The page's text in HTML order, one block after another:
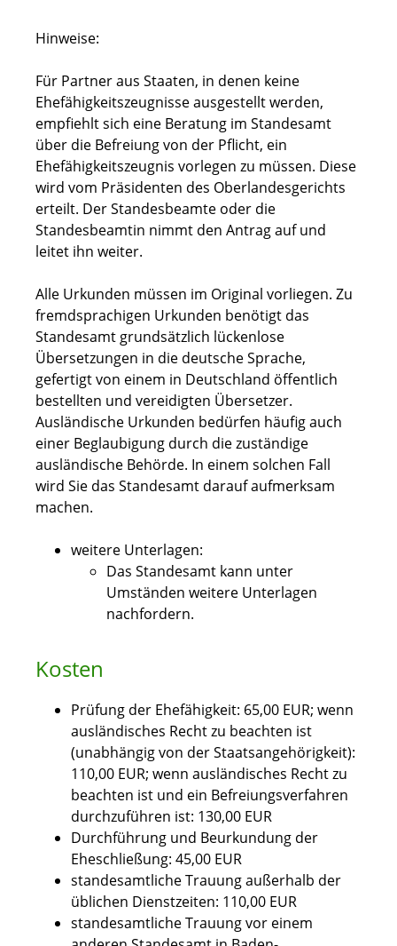
Hinweise:
Für Partner aus Staaten, in denen keine
Ehefähigkeitszeugnisse ausgestellt werden,
empfiehlt sich eine Beratung im Standesamt
über die Befreiung von der Pflicht, ein
Ehefähigkeitszeugnis vorlegen zu müssen. Diese
wird vom Präsidenten des Oberlandesgerichts
erteilt. Der Standesbeamte oder die
Standesbeamtin nimmt den Antrag auf und
leitet ihn weiter.
Alle Urkunden müssen im Original vorliegen. Zu
fremdsprachigen Urkunden benötigt das
Standesamt grundsätzlich lückenlose
Übersetzungen in die deutsche Sprache,
gefertigt von einem in Deutschland öffentlich
bestellten und vereidigten Übersetzer.
Ausländische Urkunden bedürfen häufig auch
einer Beglaubigung durch die zuständige
ausländische Behörde. In einem solchen Fall
wird Sie das Standesamt darauf aufmerksam
machen.
weitere Unterlagen:
​​​​​​​Das Standesamt kann unter
Umständen weitere Unterlagen
nachfordern.
Kosten
Prüfung der Ehefähigkeit: 65,00 EUR; wenn
ausländisches Recht zu beachten ist
(unabhängig von der Staatsangehörigkeit):
110,00 EUR; wenn ausländisches Recht zu
beachten ist und ein Befreiungsverfahren
durchzuführen ist: 130,00 EUR
Durchführung und Beurkundung der
Eheschließung: 45,00 EUR
standesamtliche Trauung außerhalb der
üblichen Dienstzeiten: 110,00 EUR
standesamtliche Trauung vor einem